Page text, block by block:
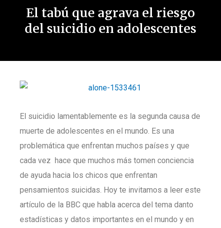
El tabú que agrava el riesgo
del suicidio en adolescentes
El suicidio lamentablemente es la segunda causa de
muerte de adolescentes en el mundo. Es una
problemática que enfrentan muchos países y que
cada vez hace que muchos más tomen conciencia
de ayuda hacia los chicos que enfrentan
pensamientos suicidas. Hoy te invitamos a leer este
artículo de la BBC que habla acerca del tema danto
estadísticas y datos importantes en el mundo y en